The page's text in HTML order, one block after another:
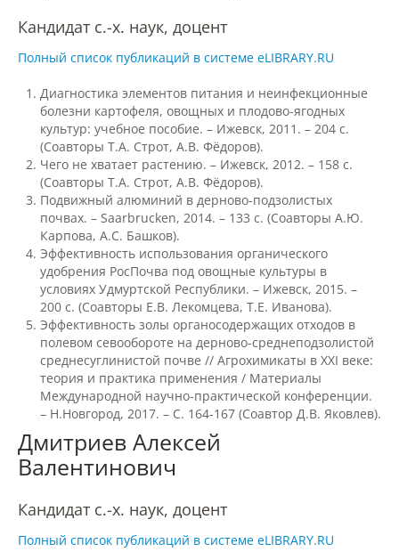
Вакантные места для приёма
(перевода) обучающихся
Доступная среда
Международное сотрудничество
Организация питания в
образовательной организации
Абитуриенту
Университет
Об университете
Миссия, цель и ценности УдГАУ
Ректорат
Кандидат с.-х. наук, доцент
Полный список публикаций в системе eLIBRARY.RU
Диагностика элементов питания и неинфекционные
болезни картофеля, овощных и плодово-ягодных
культур: учебное пособие. – Ижевск, 2011. – 204 с.
(Соавторы Т.А. Строт, А.В. Фёдоров).
Чего не хватает растению. – Ижевск, 2012. – 158 с.
(Соавторы Т.А. Строт, А.В. Фёдоров).
Подвижный алюминий в дерново-подзолистых
почвах. – Saarbrucken, 2014. – 133 с. (Соавторы А.Ю.
Карпова, А.С. Башков).
Эффективность использования органического
удобрения РосПочва под овощные культуры в
условиях Удмуртской Республики. – Ижевск, 2015. –
200 с. (Соавторы Е.В. Лекомцева, Т.Е. Иванова).
Эффективность золы органосодержащих отходов в
полевом севообороте на дерново-среднеподзолистой
среднесуглинистой почве // Агрохимикаты в XXI веке:
теория и практика применения / Материалы
Международной научно-практической конференции.
– Н.Новгород, 2017. – С. 164-167 (Соавтор Д.В. Яковлев).
Дмитриев Алексей
Валентинович
Кандидат с.-х. наук, доцент
Полный список публикаций в системе eLIBRARY.RU